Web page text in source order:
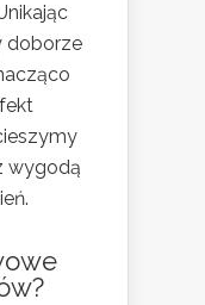
doborze
wygodą